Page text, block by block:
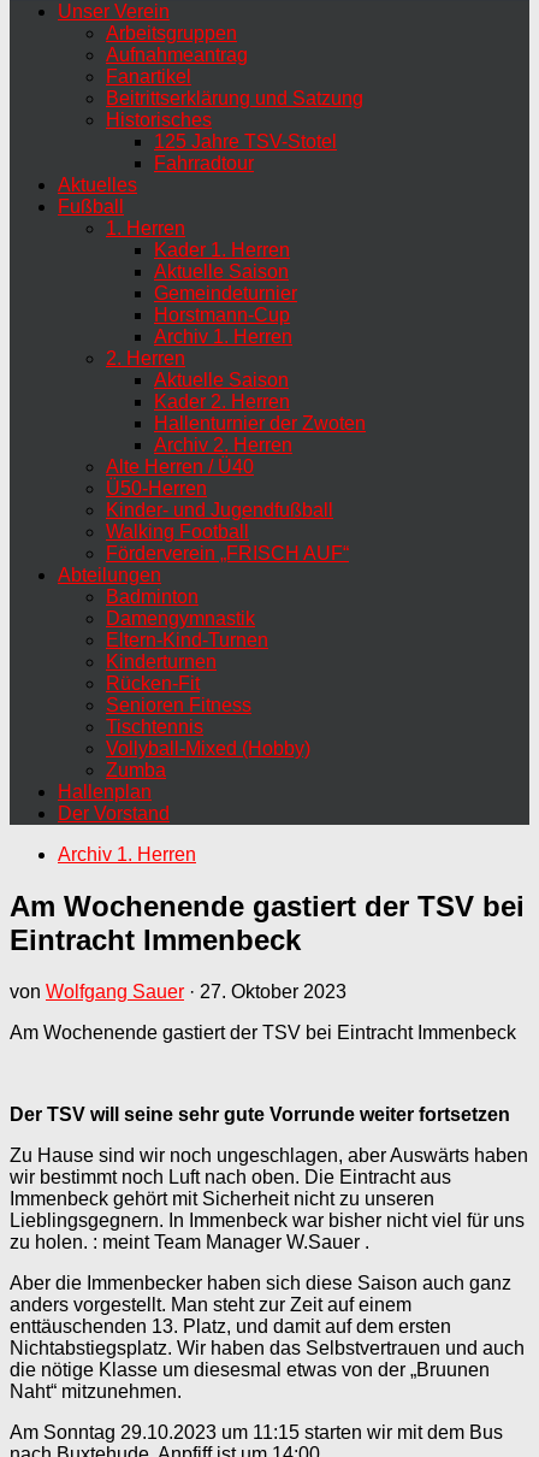
Unser Verein
Arbeitsgruppen
Aufnahmeantrag
Fanartikel
Beitrittserklärung und Satzung
Historisches
125 Jahre TSV-Stotel
Fahrradtour
Aktuelles
Fußball
1. Herren
Kader 1. Herren
Aktuelle Saison
Gemeindeturnier
Horstmann-Cup
Archiv 1. Herren
2. Herren
Aktuelle Saison
Kader 2. Herren
Hallenturnier der Zwoten
Archiv 2. Herren
Alte Herren / Ü40
Ü50-Herren
Kinder- und Jugendfußball
Walking Football
Förderverein „FRISCH AUF“
Abteilungen
Badminton
Damengymnastik
Eltern-Kind-Turnen
Kinderturnen
Rücken-Fit
Senioren Fitness
Tischtennis
Vollyball-Mixed (Hobby)
Zumba
Hallenplan
Der Vorstand
Archiv 1. Herren
Am Wochenende gastiert der TSV bei
Eintracht Immenbeck
von Wolfgang Sauer · 27. Oktober 2023
Am Wochenende gastiert der TSV bei Eintracht Immenbeck
Der TSV will seine sehr gute Vorrunde weiter fortsetzen
Zu Hause sind wir noch ungeschlagen, aber Auswärts haben
wir bestimmt noch Luft nach oben. Die Eintracht aus
Immenbeck gehört mit Sicherheit nicht zu unseren
Lieblingsgegnern. In Immenbeck war bisher nicht viel für uns
zu holen. : meint Team Manager W.Sauer .
Aber die Immenbecker haben sich diese Saison auch ganz
anders vorgestellt. Man steht zur Zeit auf einem
enttäuschenden 13. Platz, und damit auf dem ersten
Nichtabstiegsplatz. Wir haben das Selbstvertrauen und auch
die nötige Klasse um diesesmal etwas von der „Bruunen
Naht“ mitzunehmen.
Am Sonntag 29.10.2023 um 11:15 starten wir mit dem Bus